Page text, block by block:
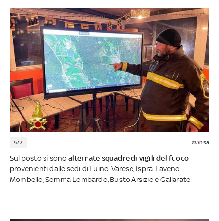
5/7 ©Ansa
Sul posto si sono alternate squadre di vigili del fuoco
provenienti dalle sedi di Luino, Varese, Ispra, Laveno
Mombello, Somma Lombardo, Busto Arsizio e Gallarate